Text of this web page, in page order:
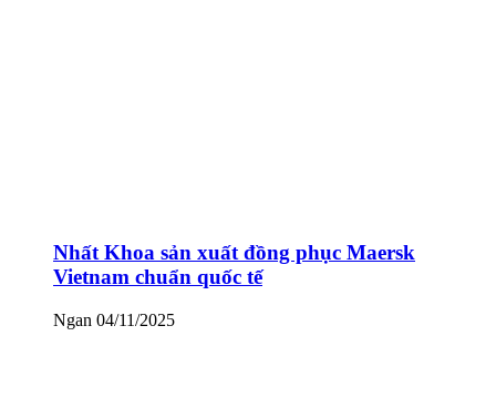
Nhất Khoa sản xuất đồng phục Maersk
Vietnam chuẩn quốc tế
Ngan 04/11/2025